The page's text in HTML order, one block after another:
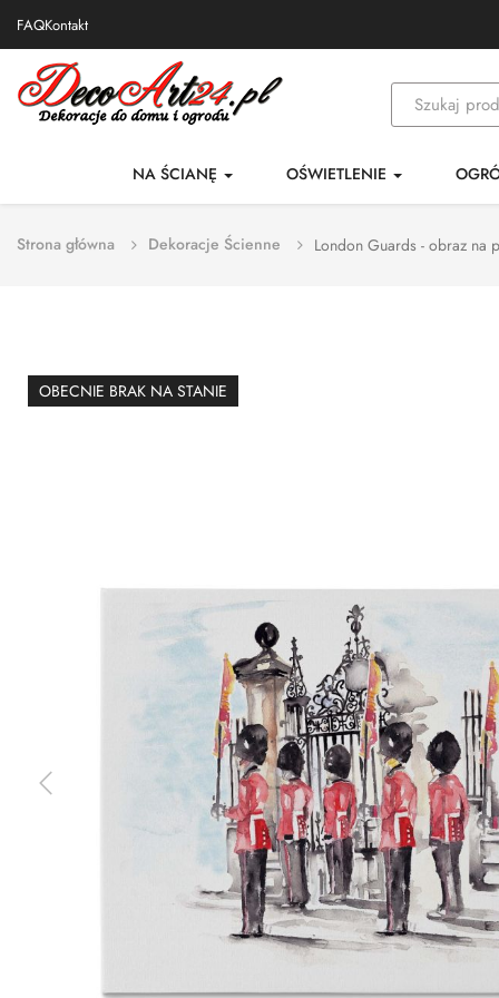
FAQKontakt
NA ŚCIANĘ OŚWIETLENIE
Strona główna Dekoracje Ścienne London Guards - obraz na
OBECNIE BRAK NA STANIE